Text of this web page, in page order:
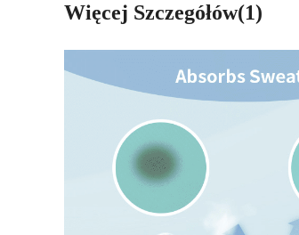
Więcej Szczegółów(1)